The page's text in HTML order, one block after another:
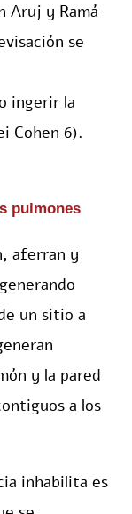
Aruj y Ramá
se
ingerir la
Cohen 6).
pulmones
aferran y
un sitio a
y la pared
a los
inhabilita es